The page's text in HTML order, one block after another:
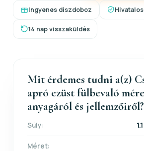
Ingyenes díszdoboz
14 nap visszaküldés
Mit érdemes tudni a(z)
apró ezüst fülbevaló
anyagáról és jellemzőiről?
Súly:
Méret: